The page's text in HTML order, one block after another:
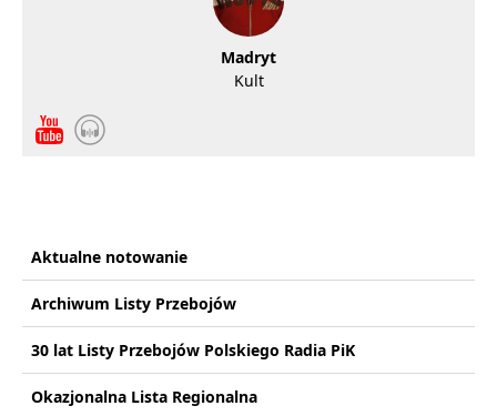
Madryt
Kult
Aktualne notowanie
Archiwum Listy Przebojów
30 lat Listy Przebojów Polskiego Radia PiK
Okazjonalna Lista Regionalna